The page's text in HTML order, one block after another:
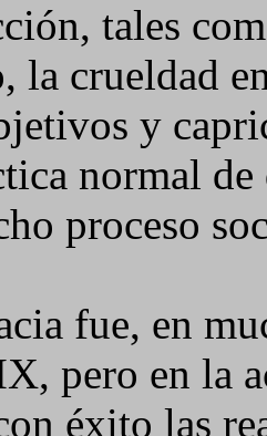
tales
la crueldad
y
normal
proceso
fue, en
pero en la
éxito las